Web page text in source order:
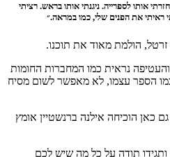
אותו לספרייה. ניגנתי אותו בראש. רציתי
ראיתי את הפנים שלי, כמו במראה.״
הולמת מאוד את תוכנו.
נראית כמו המחברות החומות
הספר עצמו, לא מאפשר לשום מסיח
כאן הוכיחה אילנה ברנשטיין אומץ
תודה על כל מה שיש לכם